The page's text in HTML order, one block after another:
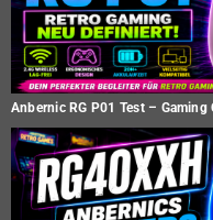
Anbernic RG P01 Test –